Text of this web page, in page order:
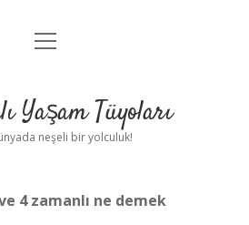
Anasayfa
Yasal Uyarı
menüyü
Yaşam Tüyoları
neşeli bir yolculuk!
4 zamanlı ne demek